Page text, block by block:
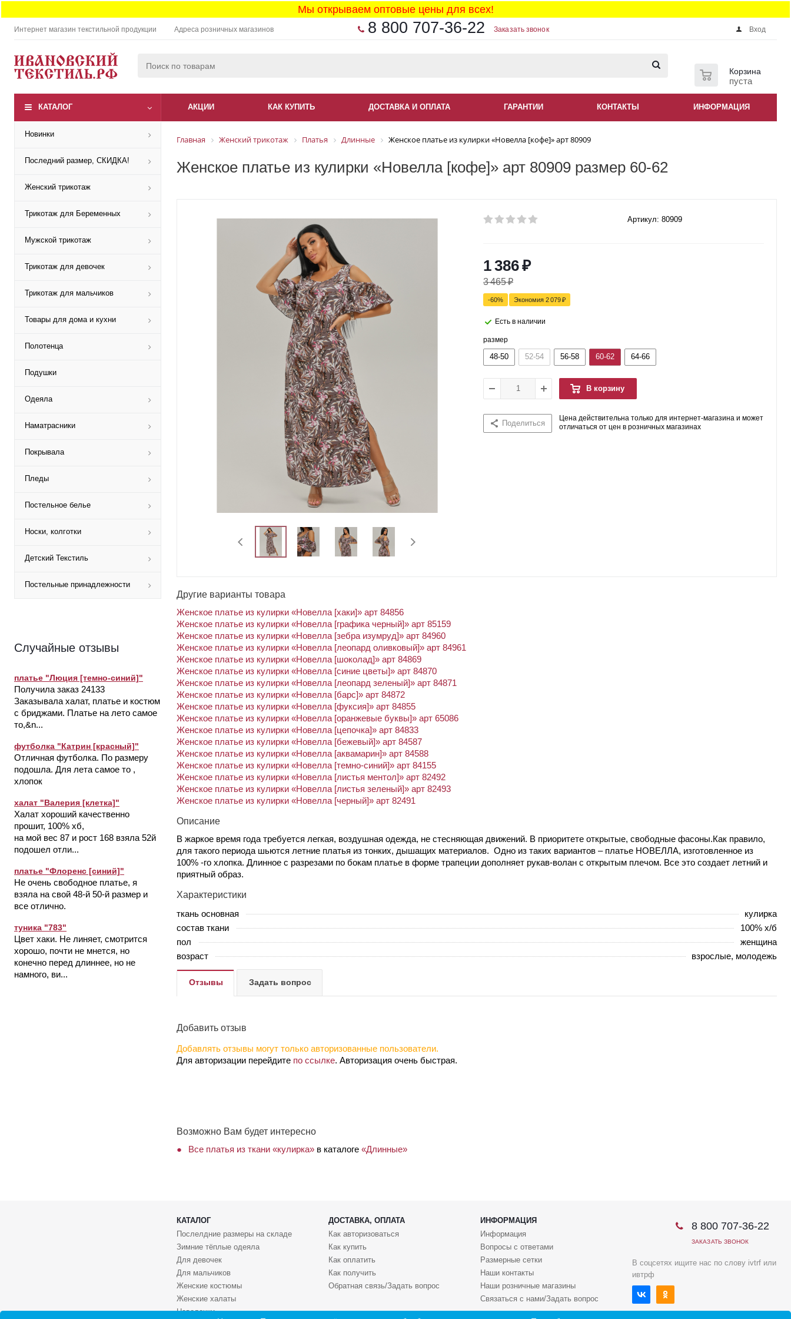
Мы открываем оптовые цены для всех!
Интернет магазин текстильной продукции Адреса розничных магазинов 8 800 707-36-22 Заказать звонок Вход
Корзина
пуста
КАТАЛОГ АКЦИИ КАК КУПИТЬ ДОСТАВКА И ОПЛАТА ГАРАНТИИ КОНТАКТЫ ИНФОРМАЦИЯ
Новинки
Последний размер, СКИДКА!
Женский трикотаж
Трикотаж для Беременных
Мужской трикотаж
Трикотаж для девочек
Трикотаж для мальчиков
Товары для дома и кухни
Полотенца
Подушки
Одеяла
Наматрасники
Покрывала
Пледы
Постельное белье
Носки, колготки
Детский Текстиль
Постельные принадлежности
Случайные отзывы
платье "Люция [темно-синий]"
Получила заказ 24133
Заказывала халат, платье и костюм
с бриджами. Платье на лето самое
то,&n...
футболка "Катрин [красный]"
Отличная футболка. По размеру
подошла. Для лета самое то ,
хлопок
халат "Валерия [клетка]"
Халат хороший качественно
прошит, 100% хб,
на мой вес 87 и рост 168 взяла 52й
подошел отли...
платье "Флоренс [синий]"
Не очень свободное платье, я
взяла на свой 48-й 50-й размер и
все отлично.
туника "783"
Цвет хаки. Не линяет, смотрится
хорошо, почти не мнется, но
конечно перед длиннее, но не
намного, ви...
Главная Женский трикотаж Платья Длинные Женское платье из кулирки «Новелла [кофе]» арт 80909
Женское платье из кулирки «Новелла [кофе]» арт 80909 размер 60-62
Артикул: 80909
1 386₽
3 465₽
-60% Экономия 2 079₽
Есть в наличии
размер
48-50 52-54 56-58 60-62 64-66
В корзину
Поделиться
Цена действительна только для интернет-магазина и может
отличаться от цен в розничных магазинах
Другие варианты товара
Женское платье из кулирки «Новелла [хаки]» арт 84856
Женское платье из кулирки «Новелла [графика черный]» арт 85159
Женское платье из кулирки «Новелла [зебра изумруд]» арт 84960
Женское платье из кулирки «Новелла [леопард оливковый]» арт 84961
Женское платье из кулирки «Новелла [шоколад]» арт 84869
Женское платье из кулирки «Новелла [синие цветы]» арт 84870
Женское платье из кулирки «Новелла [леопард зеленый]» арт 84871
Женское платье из кулирки «Новелла [барс]» арт 84872
Женское платье из кулирки «Новелла [фуксия]» арт 84855
Женское платье из кулирки «Новелла [оранжевые буквы]» арт 65086
Женское платье из кулирки «Новелла [цепочка]» арт 84833
Женское платье из кулирки «Новелла [бежевый]» арт 84587
Женское платье из кулирки «Новелла [аквамарин]» арт 84588
Женское платье из кулирки «Новелла [темно-синий]» арт 84155
Женское платье из кулирки «Новелла [листья ментол]» арт 82492
Женское платье из кулирки «Новелла [листья зеленый]» арт 82493
Женское платье из кулирки «Новелла [черный]» арт 82491
Описание
В жаркое время года требуется легкая, воздушная одежда, не стесняющая движений. В приоритете открытые, свободные фасоны.Как правило,
для такого периода шьются летние платья из тонких, дышащих материалов. Одно из таких вариантов – платье НОВЕЛЛА, изготовленное из
100% -го хлопка. Длинное с разрезами по бокам платье в форме трапеции дополняет рукав-волан с открытым плечом. Все это создает летний и
приятный образ.
Характеристики
ткань основная
кулирка
состав ткани
100% х/б
пол
женщина
возраст
взрослые, молодежь
Отзывы Задать вопрос
Добавить отзыв
Добавлять отзывы могут только авторизованные пользователи.
Для авторизации перейдите по ссылке. Авторизация очень быстрая.
Возможно Вам будет интересно
Все платья из ткани «кулирка» в каталоге «Длинные»
КАТАЛОГ ДОСТАВКА, ОПЛАТА
ИНФОРМАЦИЯ
Послелдние размеры на складе
Зимние тёплые одеяла
Для девочек
Для мальчиков
Женские костюмы
Женские халаты
Наволочки
Как авторизоваться
Как купить
Как оплатить
Как получить
Обратная связь/Задать вопрос
Информация
Вопросы с ответами
Размерные сетки
Наши контакты
Наши розничные магазины
Связаться с нами/Задать вопрос
8 800 707-36-22
ЗАКАЗАТЬ ЗВОНОК
В соцсетях ищите нас по слову ivtrf или
ивтрф